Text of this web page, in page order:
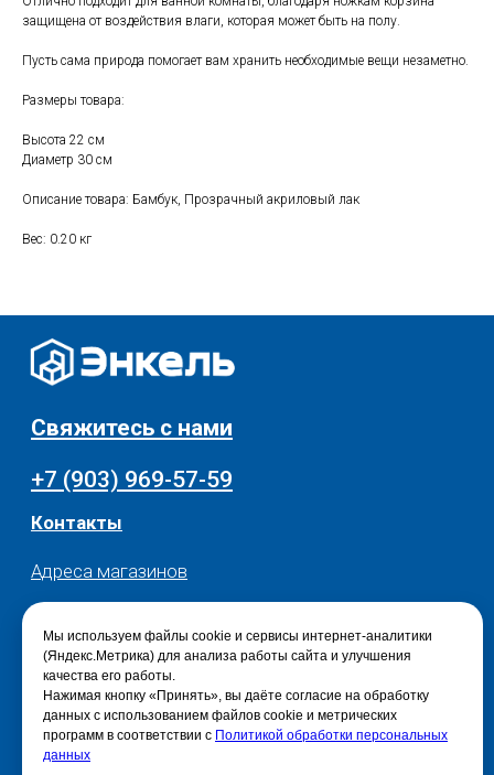
Мы используем файлы cookie и сервисы интернет-аналитики
(Яндекс.Метрика) для анализа работы сайта и улучшения
качества его работы.
Нажимая кнопку «Принять», вы даёте согласие на обработку
данных с использованием файлов cookie и метрических
программ в соответствии с Политикой обработки персональных
данных
защищена от воздействия влаги, которая может быть на полу.
Пусть сама природа помогает вам хранить необходимые вещи незаметно.
Размеры товара:
Высота 22 см
Диаметр 30 см
Описание товара: Бамбук, Прозрачный акриловый лак
Вес: 0.20 кг
Каталог
Хранение и порядок
Текстиль для дома
Скидки и акции
Контакты
Адреса магазинов
Сервис
Политика конфиденциальности